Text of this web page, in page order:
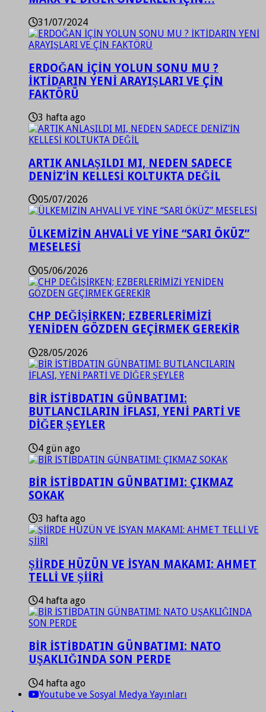
31/07/2024
ERDOĞAN İÇİN YOLUN SONU MU ?
İKTİDARIN YENİ ARAYIŞLARI VE ÇİN
FAKTÖRÜ
3 hafta ago
ARTIK ANLAŞILDI MI, NEDEN SADECE
DENİZ’İN KELLESİ KOLTUKTA DEĞİL
05/07/2026
ÜLKEMİZİN AHVALİ VE YİNE “SARI ÖKÜZ”
MESELESİ
05/06/2026
CHP DEĞİŞİRKEN; EZBERLERİMİZİ
YENİDEN GÖZDEN GEÇİRMEK GEREKİR
28/05/2026
BİR İSTİBDATIN GÜNBATIMI:
BUTLANCILARIN İFLASI, YENİ PARTİ VE
DİĞER ŞEYLER
4 gün ago
BİR İSTİBDATIN GÜNBATIMI: ÇIKMAZ
SOKAK
3 hafta ago
ŞİİRDE HÜZÜN VE İSYAN MAKAMI: AHMET
TELLİ VE ŞİİRİ
4 hafta ago
BİR İSTİBDATIN GÜNBATIMI: NATO
UŞAKLIĞINDA SON PERDE
4 hafta ago
Youtube ve Sosyal Medya Yayınları